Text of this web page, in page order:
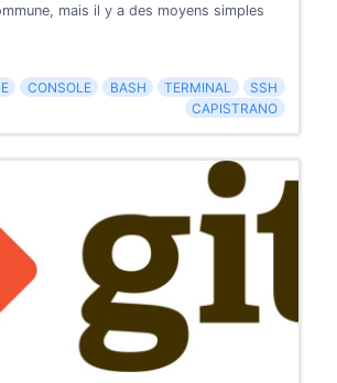
mais il y a des moyens simples
CONSOLE BASH TERMINAL
SSH
CAPISTRANO